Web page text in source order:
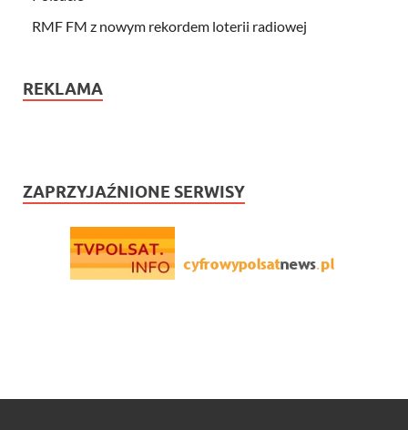
RMF FM z nowym rekordem loterii radiowej
REKLAMA
ZAPRZYJAŹNIONE SERWISY